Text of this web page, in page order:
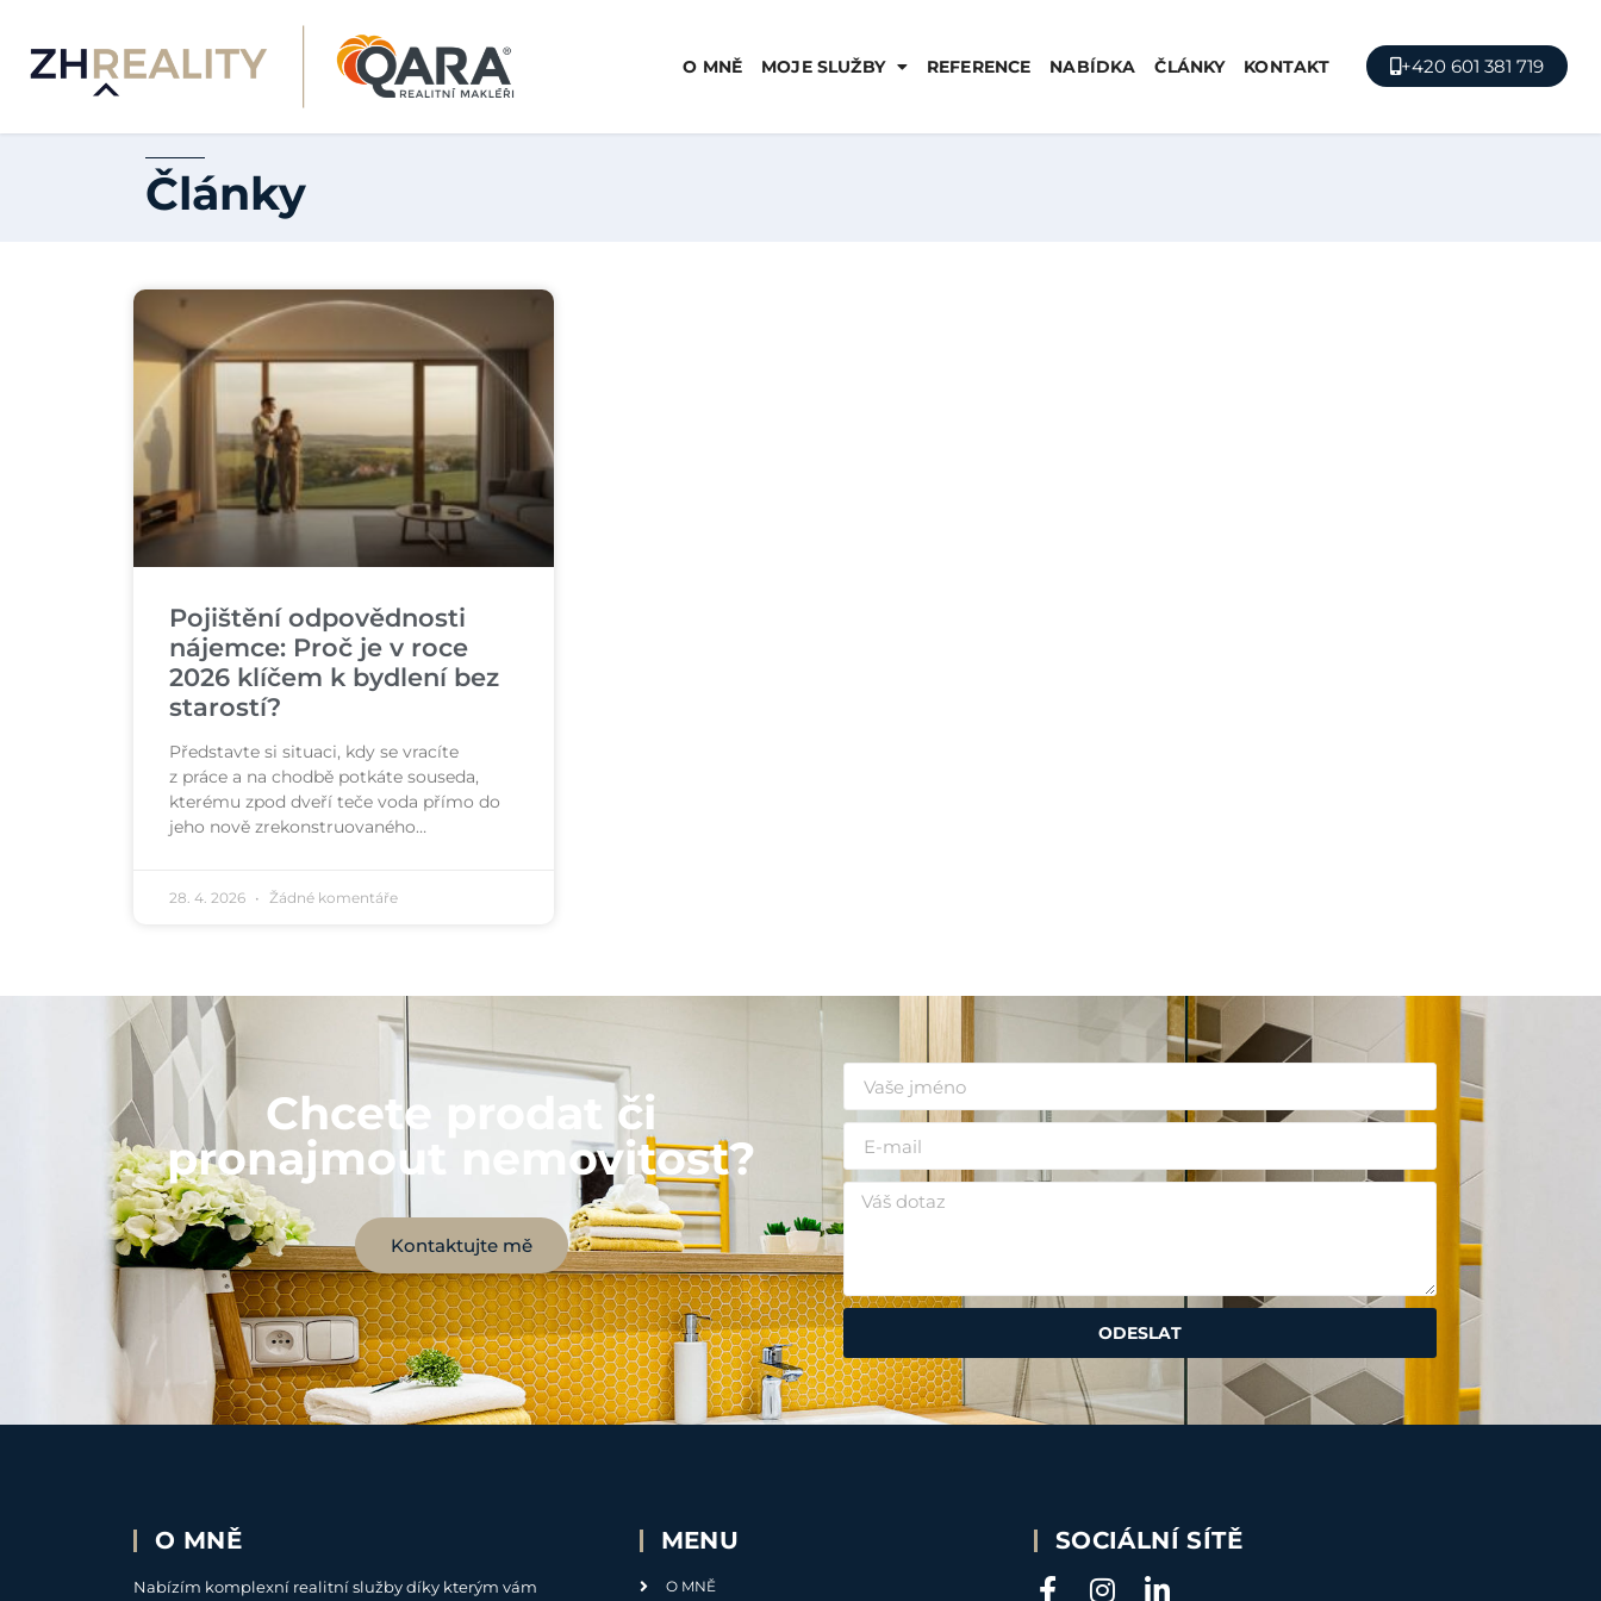
O MNĚ MOJE SLUŽBY REFERENCE NABÍDKA ČLÁNKY KONTAKT +420 601 381 719
Články
Pojištění odpovědnosti
nájemce: Proč je v roce
2026 klíčem k bydlení bez
starostí?
Představte si situaci, kdy se vracíte
z práce a na chodbě potkáte souseda,
kterému zpod dveří teče voda přímo do
jeho nově zrekonstruovaného…
28. 4. 2026 Žádné komentáře
Chcete prodat či
pronajmout nemovitost?
Kontaktujte mě
ODESLAT
O MNĚ
Nabízím komplexní realitní služby díky kterým vám
MENU
O MNĚ
SOCIÁLNÍ SÍTĚ